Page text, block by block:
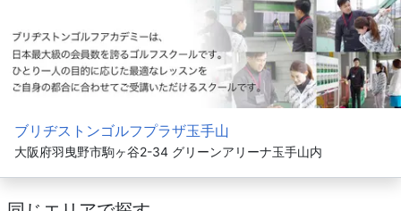
ブリヂストンゴルフプラザ玉手山
大阪府羽曳野市駒ヶ谷2-34 グリーンアリーナ玉手山内